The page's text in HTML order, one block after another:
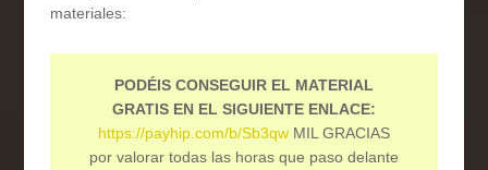
materiales:
PODÉIS CONSEGUIR EL MATERIAL
GRATIS EN EL SIGUIENTE ENLACE:
https://payhip.com/b/Sb3qw MIL GRACIAS
por valorar todas las horas que paso delante